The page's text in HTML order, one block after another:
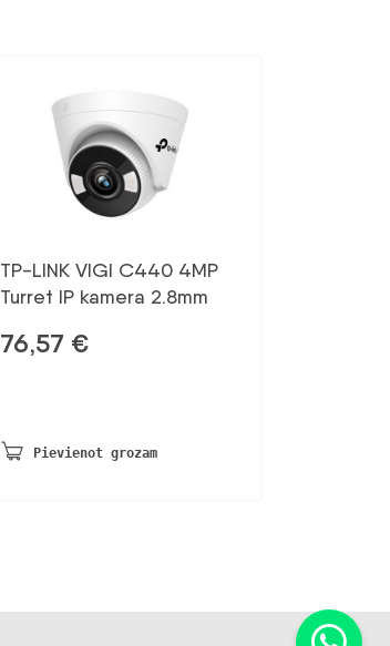
TP-LINK VIGI C440 4MP
Turret IP kamera 2.8mm
76,57 €
Pievienot grozam